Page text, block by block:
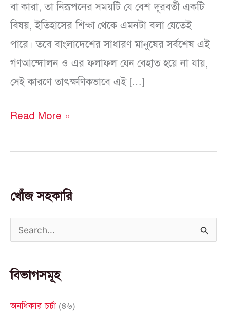
বা কারা, তা নিরূপনের সময়টি যে বেশ দূরবর্তী একটি
বিষয়, ইতিহাসের শিক্ষা থেকে এমনটা বলা যেতেই
পারে। তবে বাংলাদেশের সাধারণ মানুষের সর্বশেষ এই
গণআন্দোলন ও এর ফলাফল যেন বেহাত হয়ে না যায়,
সেই কারণে তাৎক্ষণিকভাবে এই […]
Read More »
খোঁজ সহকারি
a
c
বিভাগসমূহ
অনধিকার চর্চা (৪৬)